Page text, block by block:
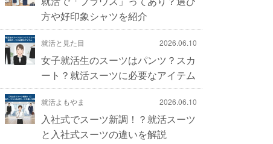
方や好印象シャツを紹介
就活と見た目 2026.06.10
女子就活生のスーツはパンツ？スカ
ート？就活スーツに必要なアイテム
就活よもやま 2026.06.10
入社式でスーツ新調！？就活スーツ
と入社式スーツの違いを解説